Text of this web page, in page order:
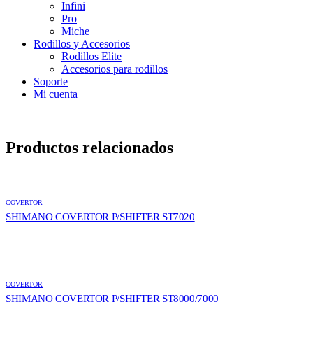
Infini
Pro
Miche
Rodillos y Accesorios
Rodillos Elite
Accesorios para rodillos
Soporte
Mi cuenta
Productos relacionados
COVERTOR
SHIMANO COVERTOR P/SHIFTER ST7020
COVERTOR
SHIMANO COVERTOR P/SHIFTER ST8000/7000